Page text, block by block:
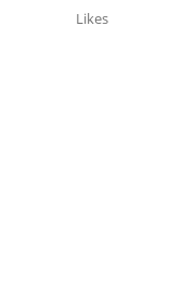
Likes